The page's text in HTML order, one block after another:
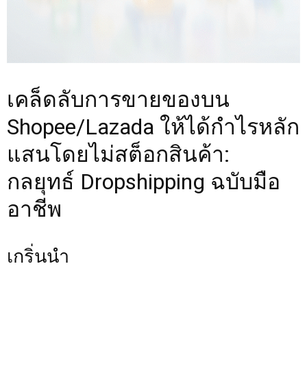
เคล็ดลับการขายของบน
Shopee/Lazada ให้ได้กำไรหลัก
แสนโดยไม่สต็อกสินค้า:
กลยุทธ์ Dropshipping ฉบับมือ
อาชีพ
เกริ่นนำ